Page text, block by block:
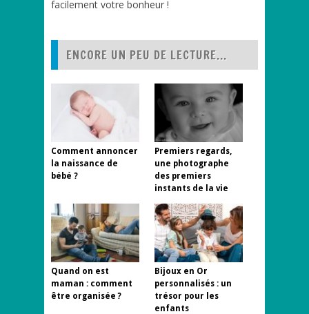
facilement votre bonheur !
ENCORE UN PEU DE LECTURE...
Comment annoncer
la naissance de
bébé ?
Premiers regards,
une photographe
des premiers
instants de la vie
Quand on est
maman : comment
être organisée ?
Bijoux en Or
personnalisés : un
trésor pour les
enfants